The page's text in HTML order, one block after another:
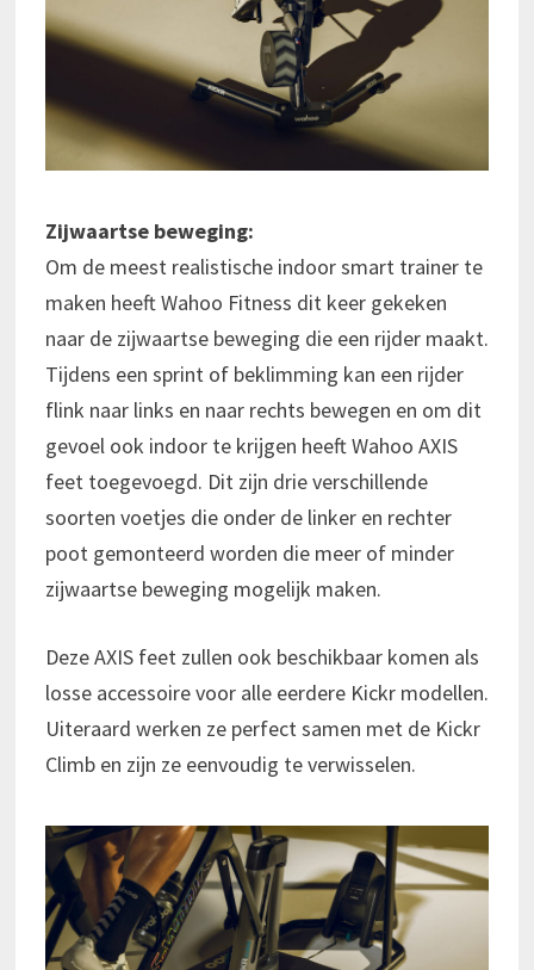
Zijwaartse beweging:
Om de meest realistische indoor smart trainer te
maken heeft Wahoo Fitness dit keer gekeken
naar de zijwaartse beweging die een rijder maakt.
Tijdens een sprint of beklimming kan een rijder
flink naar links en naar rechts bewegen en om dit
gevoel ook indoor te krijgen heeft Wahoo AXIS
feet toegevoegd. Dit zijn drie verschillende
soorten voetjes die onder de linker en rechter
poot gemonteerd worden die meer of minder
zijwaartse beweging mogelijk maken.
Deze AXIS feet zullen ook beschikbaar komen als
losse accessoire voor alle eerdere Kickr modellen.
Uiteraard werken ze perfect samen met de Kickr
Climb en zijn ze eenvoudig te verwisselen.